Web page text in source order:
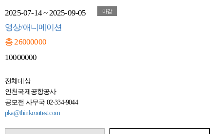
2025-07-14 ~ 2025-09-05 마감
영상/애니메이션
총 26000000
10000000
전체대상
인천국제공항공사
공모전 사무국 02-334-9044
pka@thinkcontest.com